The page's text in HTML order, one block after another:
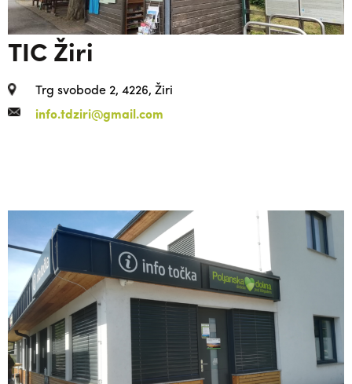
TIC Žiri
Trg svobode 2, 4226, Žiri
info.tdziri@gmail.com